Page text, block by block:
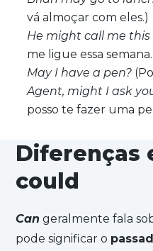
vá almoçar com eles.)
He might call me this
me ligue essa
May I have a pen?
Agent, might I ask
posso te fazer uma
Diferenças
could
Can geralmente fala
pode significar o